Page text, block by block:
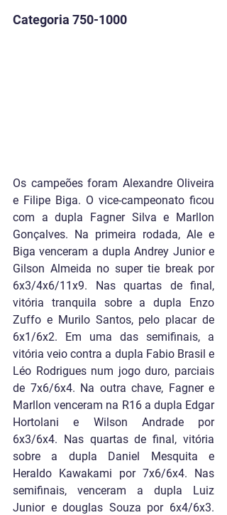
Categoria 750-1000
Os campeões foram Alexandre Oliveira
e Filipe Biga. O vice-campeonato ficou
com a dupla Fagner Silva e Marllon
Gonçalves. Na primeira rodada, Ale e
Biga venceram a dupla Andrey Junior e
Gilson Almeida no super tie break por
6x3/4x6/11x9. Nas quartas de final,
vitória tranquila sobre a dupla Enzo
Zuffo e Murilo Santos, pelo placar de
6x1/6x2. Em uma das semifinais, a
vitória veio contra a dupla Fabio Brasil e
Léo Rodrigues num jogo duro, parciais
de 7x6/6x4. Na outra chave, Fagner e
Marllon venceram na R16 a dupla Edgar
Hortolani e Wilson Andrade por
6x3/6x4. Nas quartas de final, vitória
sobre a dupla Daniel Mesquita e
Heraldo Kawakami por 7x6/6x4. Nas
semifinais, venceram a dupla Luiz
Junior e douglas Souza por 6x4/6x3.